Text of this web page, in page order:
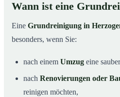
Wann ist eine
Eine Grundreinigung in
besonders, wenn Sie:
nach einem Umzug eine
nach Renovierungen oder
reinigen möchten,